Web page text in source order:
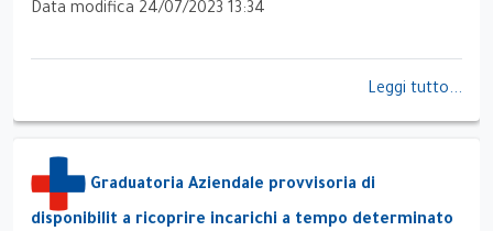
Data modifica 24/07/2023 13:34
Leggi tutto...
Graduatoria Aziendale provvisoria di
disponibilit a ricoprire incarichi a tempo determinato